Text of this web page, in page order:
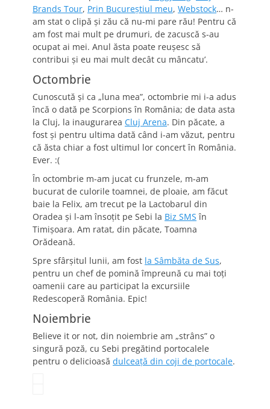
Brands Tour, Prin Bucureştiul meu, Webstock… n-
am stat o clipă şi zău că nu-mi pare rău! Pentru că
am fost mai mult pe drumuri, de zacuscă s-au
ocupat ai mei. Anul ăsta poate reuşesc să
contribui şi eu mai mult decât cu mâncatu’.
Octombrie
Cunoscută şi ca „luna mea”, octombrie mi i-a adus
încă o dată pe Scorpions în România; de data asta
la Cluj, la inaugurarea Cluj Arena. Din păcate, a
fost şi pentru ultima dată când i-am văzut, pentru
că ăsta chiar a fost ultimul lor concert în România.
Ever. :(
În octombrie m-am jucat cu frunzele, m-am
bucurat de culorile toamnei, de ploaie, am făcut
baie la Felix, am trecut pe la Lactobarul din
Oradea şi l-am însoţit pe Sebi la Biz SMS în
Timişoara. Am ratat, din păcate, Toamna
Orădeană.
Spre sfârşitul lunii, am fost la Sâmbăta de Sus,
pentru un chef de pomină împreună cu mai toţi
oamenii care au participat la excursiile
Redescoperă România. Epic!
Noiembrie
Believe it or not, din noiembrie am „strâns” o
singură poză, cu Sebi pregătind portocalele
pentru o delicioasă dulceaţă din coji de portocale.